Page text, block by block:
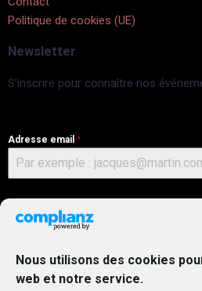
Nous utilisons des cookies
web et notre service.
Politique de cookies (UE)
Newsletter
S’inscrire pour connaître nos
Adresse email *
GDPR
Oui, j’accepte la